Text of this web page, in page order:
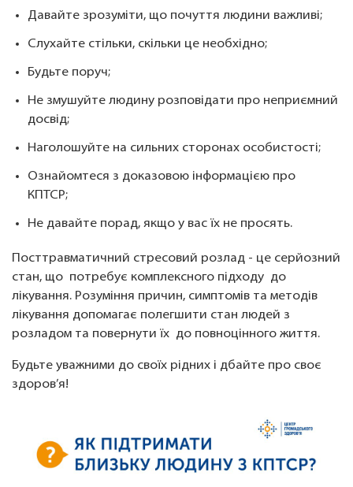
Давайте зрозуміти, що почуття людини важливі;
Слухайте стільки, скільки це необхідно;
Будьте поруч;
Не змушуйте людину розповідати про неприємний
досвід;
Наголошуйте на сильних сторонах особистості;
Ознайомтеся з доказовою інформацією про
КПТСР;
Не давайте порад, якщо у вас їх не просять.
Посттравматичний стресовий розлад - це серйозний
стан, що потребує комплексного підходу до
лікування. Розуміння причин, симптомів та методів
лікування допомагає полегшити стан людей з
розладом та повернути їх до повноцінного життя.
Будьте уважними до своїх рідних і дбайте про своє
здоров’я!